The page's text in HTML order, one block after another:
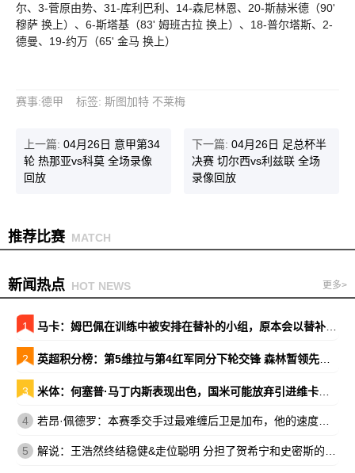
尔、3-菅原由势、31-库利巴利、14-森尼林恩、20-斯赫米德（90'
穆萨 换上）、6-斯塔基（83' 姆班古拉 换上）、18-普尔塔斯、2-
德曼、19-约万（65' 金马 换上）
赛事:德甲 标签: 斯图加特 不莱梅
上一篇: 04月26日 意甲第34
轮 热那亚vs科莫 全场录像
回放
下一篇: 04月26日 足总杯半
决赛 切尔西vs利兹联 全场
录像回放
推荐比赛 MATCH
新闻热点 HOT NEWS 更多>
1 马卡：姆巴佩在训练中被安排在替补的小组，原本会以替补出战巴萨
2 英超积分榜：第5维拉与第4红军同分下轮交锋 森林暂领先降级区7分
3 米体：何塞普·马丁内斯表现出色，国米可能放弃引进维卡里奥
4 若昂·佩德罗：本赛季交手过最难缠后卫是加布，他的速度让我惊讶
5 解说：王浩然终结稳健&走位聪明 分担了贺希宁和史密斯的进攻压力